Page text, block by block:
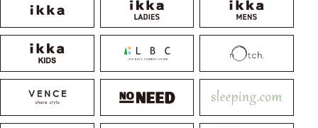
美容雑貨/美容家
電